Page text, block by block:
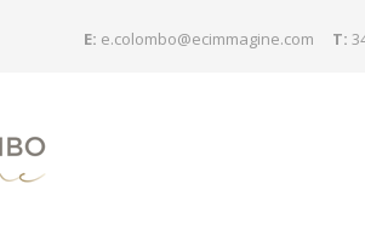
E: e.colombo@ecimmagine.com T: